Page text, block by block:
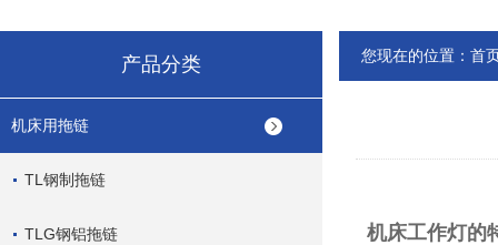
产品分类
机床用拖链
TL钢制拖链
TLG钢铝拖链
您现在的位置： 首
机床工作灯的